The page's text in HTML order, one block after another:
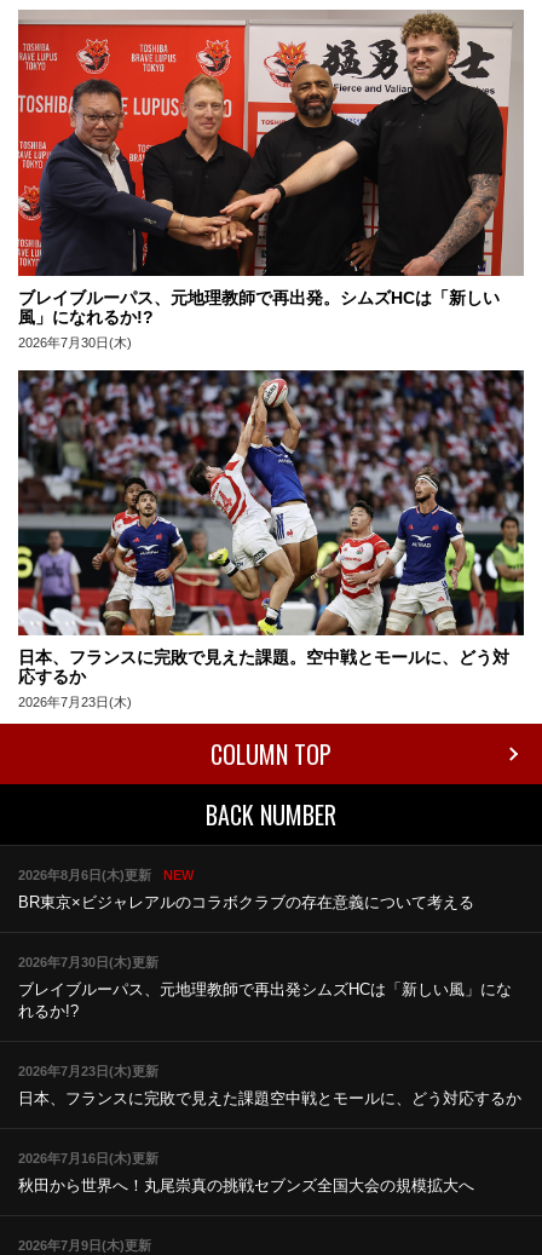
ブレイブルーパス、元地理教師で再出発。シムズHCは「新しい
風」になれるか!?
2026年7月30日(木)
日本、フランスに完敗で見えた課題。空中戦とモールに、どう対
応するか
2026年7月23日(木)
COLUMN TOP
BACK NUMBER
2026年8月6日(木)更新 NEW
BR東京×ビジャレアルのコラボクラブの存在意義について考える
2026年7月30日(木)更新
ブレイブルーパス、元地理教師で再出発シムズHCは「新しい風」にな
れるか!?
2026年7月23日(木)更新
日本、フランスに完敗で見えた課題空中戦とモールに、どう対応するか
2026年7月16日(木)更新
秋田から世界へ！丸尾崇真の挑戦セブンズ全国大会の規模拡大へ
2026年7月9日(木)更新